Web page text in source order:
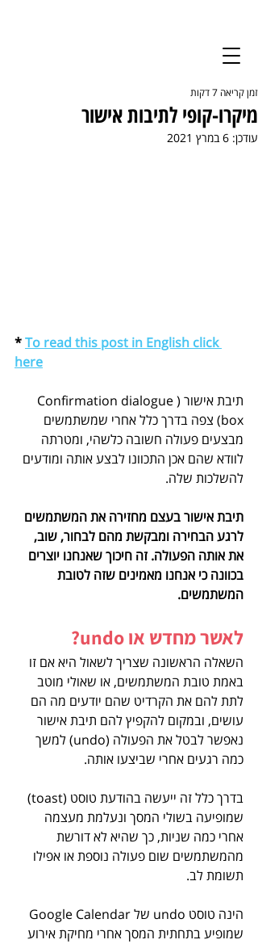
הרשמה לעדכונים
מיקרו-קופי לתיבות אישור
זמן קריאה 7 דקות
עודכן: 6 במרץ 2021
* To read this post in English click
here
תיבת אישור (Confirmation dialogue
box) צפה בדרך כלל אחרי שמשתמשים
מבצעים פעולה חשובה כלשהי, ומטרתה
לוודא שהם אכן התכוונו לבצע אותה ומודעים
להשלכות שלה.
תיבת אישור בעצם מחזירה את המשתמשים
לרגע הבחירה ומבקשת מהם לבחור, שוב,
את אותה הפעולה. זה חיכוך שאנחנו יוצרים
בכוונה כי אנחנו מאמינים שזה לטובת
המשתמשים.
לאשר מחדש או undo?
השאלה הראשונה שצריך לשאול היא אם זו
באמת טובת המשתמשים, או שאולי מוטב
לתת להם את הקרדיט שהם יודעים מה הם
עושים, ובמקום להקפיץ להם תיבת אישור
נאפשר לבטל את הפעולה (undo) למשך
כמה רגעים אחרי שביצעו אותה.
בדרך כלל זה ייעשה בהודעת טוסט (toast)
שמופיעה בשולי המסך ונעלמת מעצמה
אחרי כמה שניות, כך שהיא לא דורשת
מהמשתמשים שום פעולה נוספת או אפילו
תשומת לב.
שמופיע בתחתית המסך אחרי מחיקת אירוע